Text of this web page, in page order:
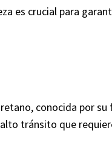
es crucial para
conocida por
tránsito que